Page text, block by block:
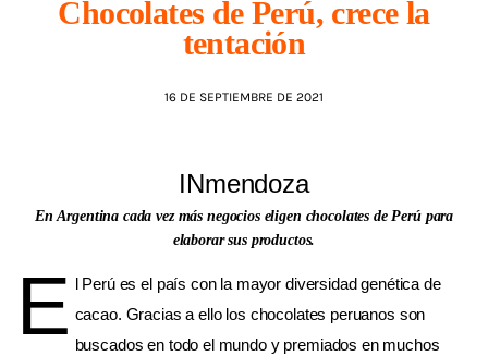
Chocolates de Perú, crece la
tentación
16 DE SEPTIEMBRE DE 2021
INmendoza
En Argentina cada vez más negocios eligen chocolates de Perú para
elaborar sus productos.
E l Perú es el país con la mayor diversidad genética de
cacao. Gracias a ello los chocolates peruanos son
buscados en todo el mundo y premiados en muchos